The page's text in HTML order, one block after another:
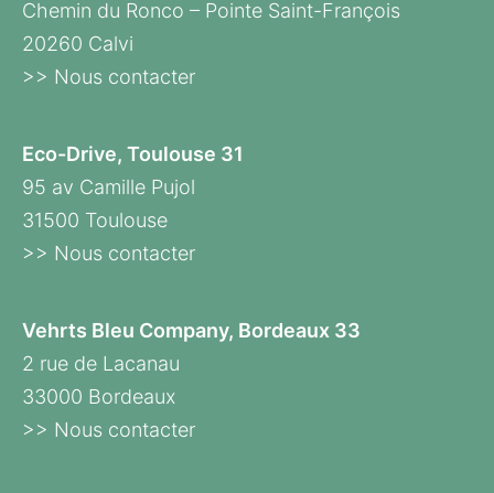
Chemin du Ronco – Pointe Saint-François
20260 Calvi
>> Nous contacter
Eco-Drive, Toulouse 31
95 av Camille Pujol
31500 Toulouse
>> Nous contacter
Vehrts Bleu Company, Bordeaux 33
2 rue de Lacanau
33000 Bordeaux
>> Nous contacter